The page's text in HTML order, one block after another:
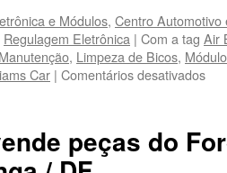
e Módulos, Centro Automotivo
Regulagem Eletrônica | Com a tag Air
, Limpeza de Bicos,
Car | Comentários desativados
peças do